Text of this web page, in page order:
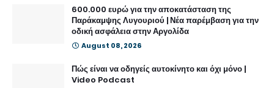
600.000 ευρώ για την αποκατάσταση της
Παράκαμψης Λυγουριού | Νέα παρέμβαση για την
οδική ασφάλεια στην Αργολίδα
August 08, 2026
Πώς είναι να οδηγείς αυτοκίνητο και όχι μόνο |
Video Podcast